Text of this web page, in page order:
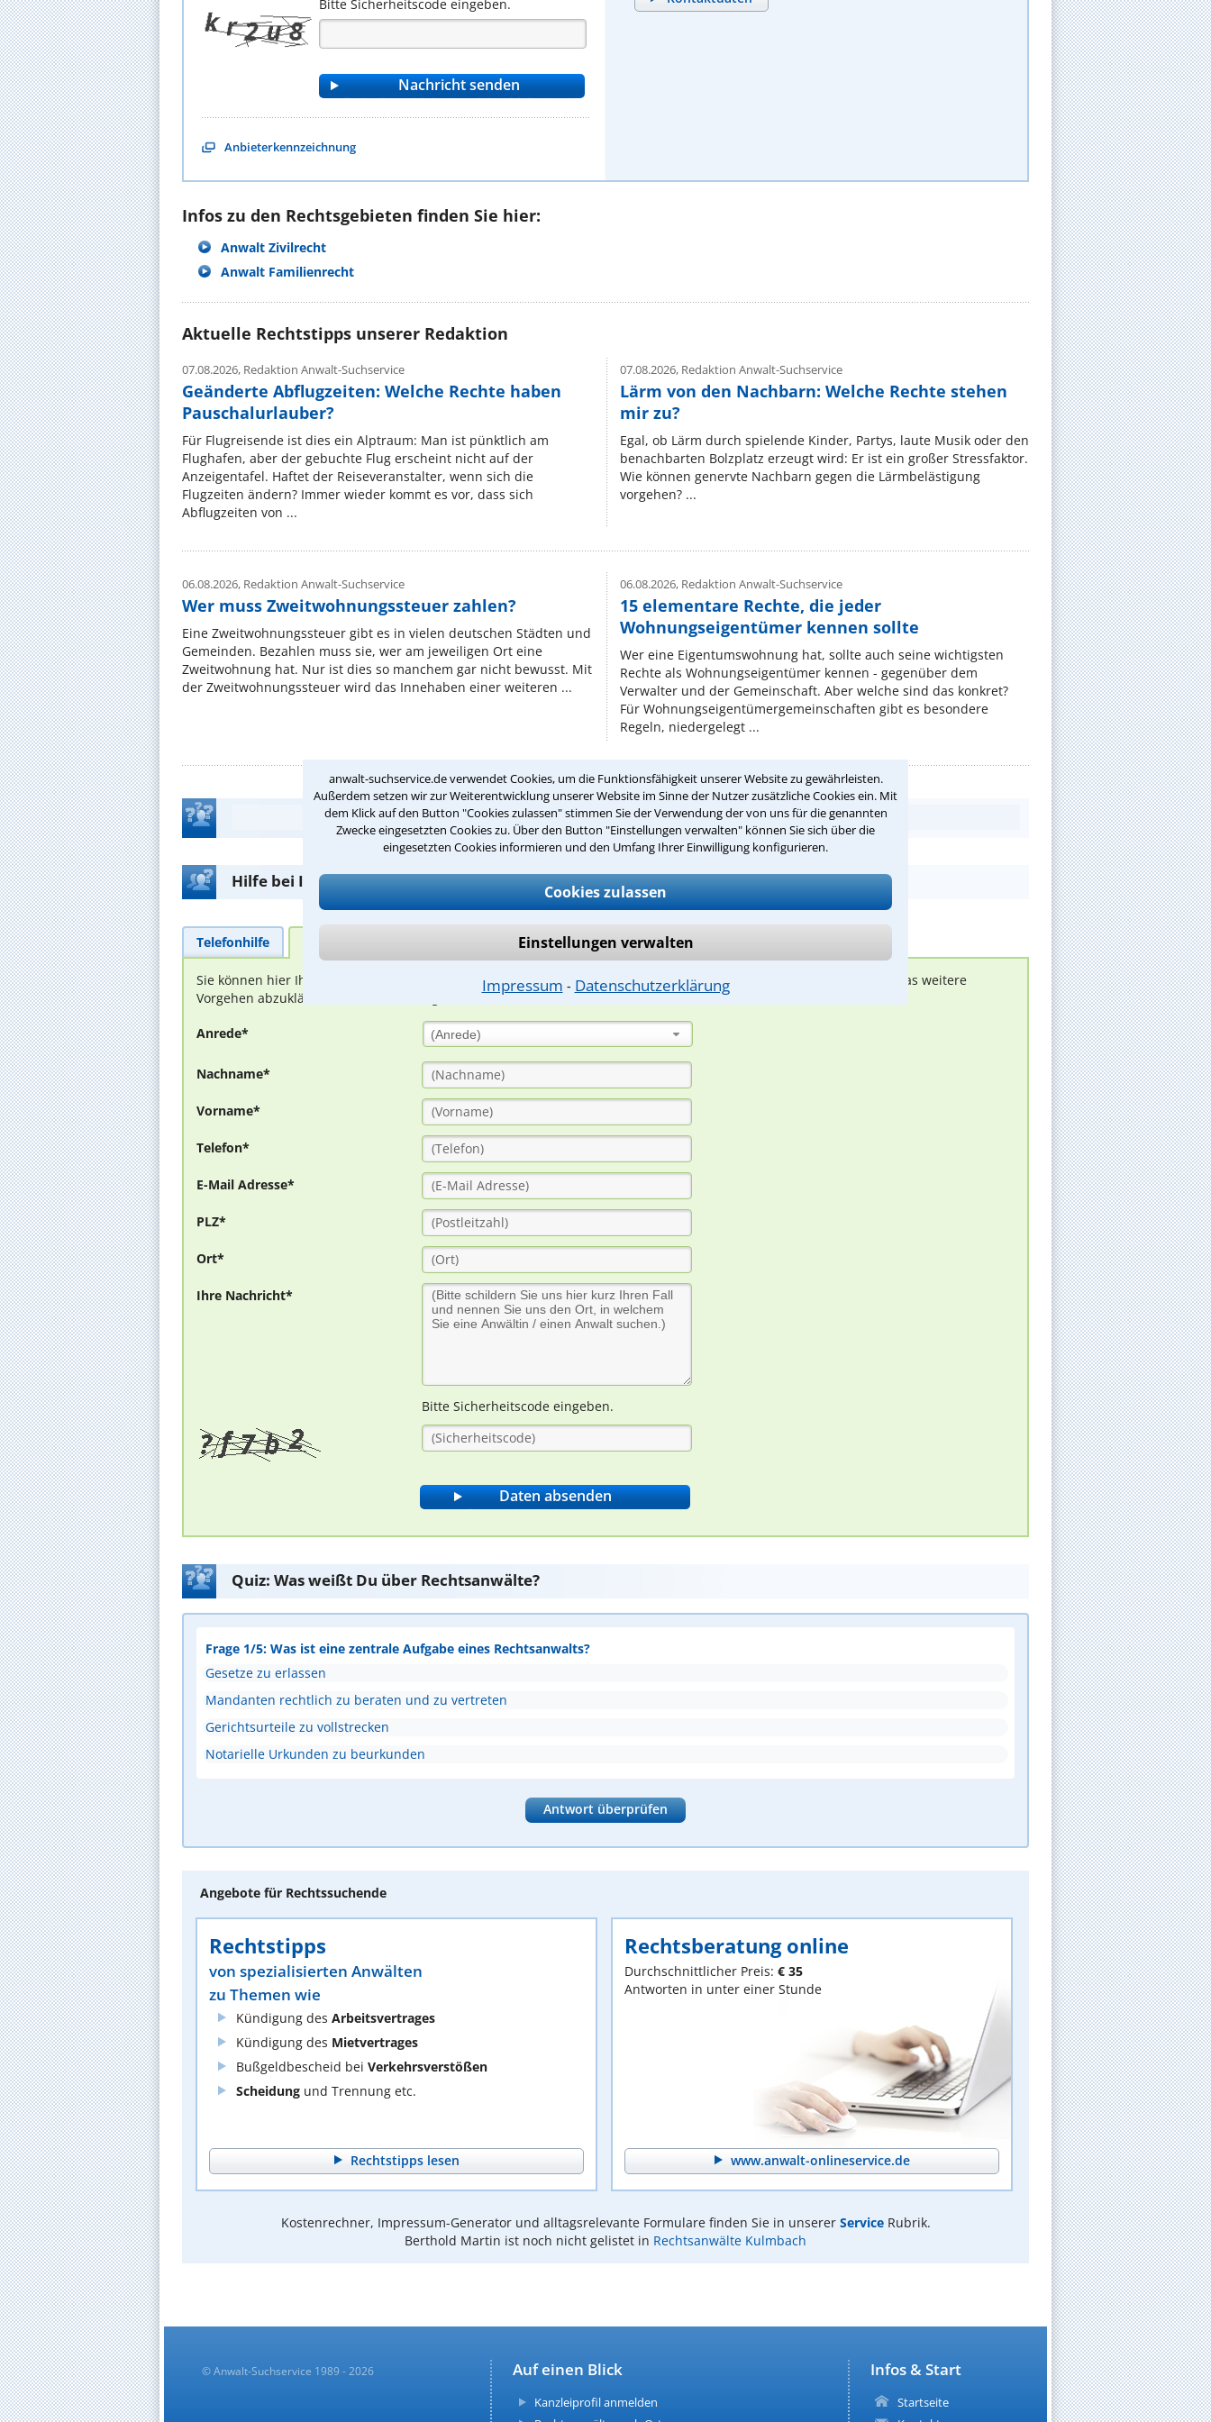
anwalt-suchservice.de verwendet Cookies, um die Funktionsfähigkeit unserer Website zu gewährleisten.
Außerdem setzen wir zur Weiterentwicklung unserer Website im Sinne der Nutzer zusätzliche Cookies ein. Mit
dem Klick auf den Button "Cookies zulassen" stimmen Sie der Verwendung der von uns für die genannten
Zwecke eingesetzten Cookies zu. Über den Button "Einstellungen verwalten" können Sie sich über die
eingesetzten Cookies informieren und den Umfang Ihrer Einwilligung konfigurieren.
Cookies zulassen
Einstellungen verwalten
Impressum ⁃ Datenschutzerklärung
Bitte Sicherheitscode eingeben.
Anbieterkennzeichnung
Infos zu den Rechtsgebieten finden Sie hier:
Anwalt Zivilrecht
Anwalt Familienrecht
Aktuelle Rechtstipps unserer Redaktion
07.08.2026, Redaktion Anwalt-Suchservice
Geänderte Abflugzeiten: Welche Rechte haben
Pauschalurlauber?
Für Flugreisende ist dies ein Alptraum: Man ist pünktlich am
Flughafen, aber der gebuchte Flug erscheint nicht auf der
Anzeigentafel. Haftet der Reiseveranstalter, wenn sich die
Flugzeiten ändern? Immer wieder kommt es vor, dass sich
Abflugzeiten von ...
07.08.2026,Redaktion Anwalt-Suchservice
Lärm von den Nachbarn: Welche Rechte stehen
mir zu?
Egal, ob Lärm durch spielende Kinder, Partys, laute Musik oder den
benachbarten Bolzplatz erzeugt wird: Er ist ein großer Stressfaktor.
Wie können genervte Nachbarn gegen die Lärmbelästigung
vorgehen? ...
06.08.2026, Redaktion Anwalt-Suchservice
Wer muss Zweitwohnungssteuer zahlen?
Eine Zweitwohnungssteuer gibt es in vielen deutschen Städten und
Gemeinden. Bezahlen muss sie, wer am jeweiligen Ort eine
Zweitwohnung hat. Nur ist dies so manchem gar nicht bewusst. Mit
der Zweitwohnungssteuer wird das Innehaben einer weiteren ...
06.08.2026,Redaktion Anwalt-Suchservice
15 elementare Rechte, die jeder
Wohnungseigentümer kennen sollte
Wer eine Eigentumswohnung hat, sollte auch seine wichtigsten
Rechte als Wohnungseigentümer kennen - gegenüber dem
Verwalter und der Gemeinschaft. Aber welche sind das konkret?
Für Wohnungseigentümergemeinschaften gibt es besondere
Regeln, niedergelegt ...
Teste Dein Rechtswissen
Hilfe bei Ihrer Anwaltsuche?
Telefonhilfe
Sie können hier Ihren Fall schildern. Anschließend werden sich spezialisierte Rechtsanwälte bei Ihnen melden, um das weitere
Vorgehen abzuklären. Die Rückmeldung durch einen Anwalt ist für Sie kostenlos.
Anrede* (Anrede)
Nachname*
Vorname*
Telefon*
E-Mail Adresse*
PLZ*
Ort*
Ihre Nachricht*
Bitte Sicherheitscode eingeben.
Quiz: Was weißt Du über Rechtsanwälte?
Frage 1/5: Was ist eine zentrale Aufgabe eines Rechtsanwalts?
Gesetze zu erlassen
Mandanten rechtlich zu beraten und zu vertreten
Gerichtsurteile zu vollstrecken
Notarielle Urkunden zu beurkunden
Antwort überprüfen
Angebote für Rechtssuchende
Rechtstipps
von spezialisierten Anwälten
zu Themen wie
Kündigung des Arbeitsvertrages
Kündigung des Mietvertrages
Bußgeldbescheid bei Verkehrsverstößen
Scheidung und Trennung etc.
Rechtstipps lesen
Rechtsberatung online
Durchschnittlicher Preis: € 35
Antworten in unter einer Stunde
www.anwalt-onlineservice.de
Kostenrechner, Impressum-Generator und alltagsrelevante Formulare finden Sie in unserer ServiceRubrik.
Berthold Martin ist noch nicht gelistet in Rechtsanwälte Kulmbach
Infos & Start
Startseite
Auf einen Blick
Kanzleiprofil anmelden
© Anwalt-Suchservice 1989 - 2026